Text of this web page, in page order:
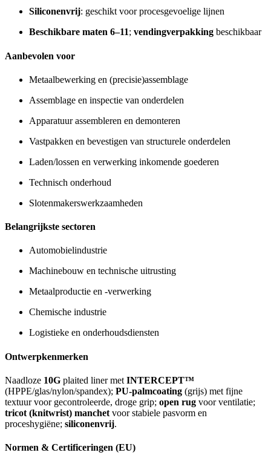
Siliconenvrij: geschikt voor procesgevoelige lijnen
Beschikbare maten 6–11; vendingverpakking beschikbaar
Aanbevolen voor
Metaalbewerking en (precisie)assemblage
Assemblage en inspectie van onderdelen
Apparatuur assembleren en demonteren
Vastpakken en bevestigen van structurele onderdelen
Laden/lossen en verwerking inkomende goederen
Technisch onderhoud
Slotenmakerswerkzaamheden
Belangrijkste sectoren
Automobielindustrie
Machinebouw en technische uitrusting
Metaalproductie en -verwerking
Chemische industrie
Logistieke en onderhoudsdiensten
Ontwerpkenmerken
Naadloze 10G plaited liner met INTERCEPT™
(HPPE/glas/nylon/spandex); PU-palmcoating (grijs) met fijne
textuur voor gecontroleerde, droge grip; open rug voor ventilatie;
tricot (knitwrist) manchet voor stabiele pasvorm en
proceshygiëne; siliconenvrij.
Normen & Certificeringen (EU)